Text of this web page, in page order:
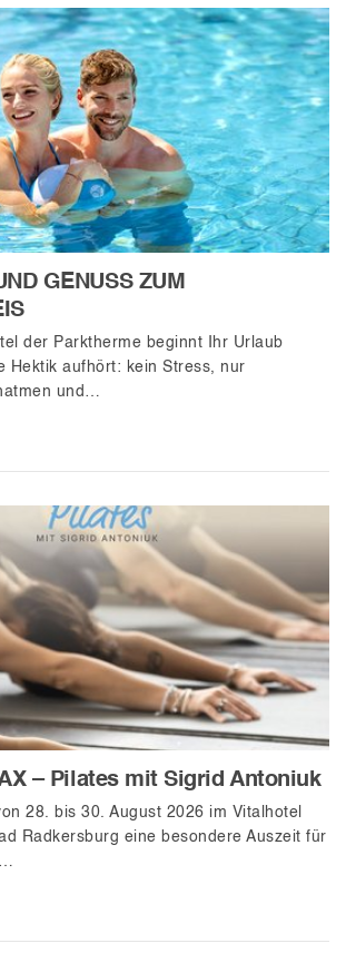
GENUSS ZUM
der Parktherme beginnt Ihr Urlaub
Hektik aufhört: kein Stress, nur
und…
– Pilates mit Sigrid Antoniuk
28. bis 30. August 2026 im Vitalhotel
Radkersburg eine besondere Auszeit für